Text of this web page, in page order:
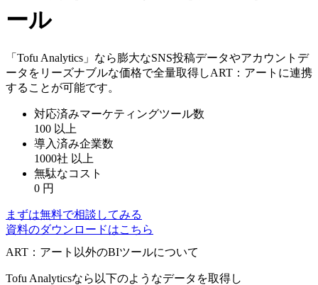
ール
「Tofu Analytics」なら膨大なSNS投稿データやアカウントデ
ータをリーズナブルな価格で全量取得しART：アートに連携
することが可能です。
対応済みマーケティングツール数
100 以上
導入済み企業数
1000社 以上
無駄なコスト
0 円
まずは無料で相談してみる
資料のダウンロードはこちら
ART：アート以外のBIツールについて
Tofu Analyticsなら以下のようなデータを取得し